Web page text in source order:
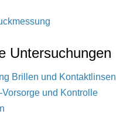
Untersuchungen
Brillen und Kontaktlinsen
und Kontrolle